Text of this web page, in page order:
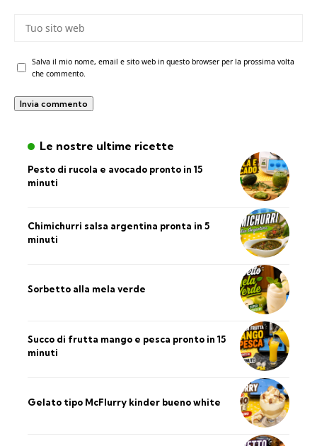
Salva il mio nome, email e sito web in questo browser per la prossima volta
che commento.
Le nostre ultime ricette
Pesto di rucola e avocado pronto in 15
minuti
Chimichurri salsa argentina pronta in 5
minuti
Sorbetto alla mela verde
Succo di frutta mango e pesca pronto in 15
minuti
Gelato tipo McFlurry kinder bueno white